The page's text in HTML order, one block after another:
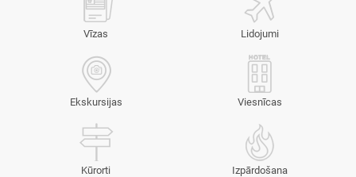
Vīzas Lidojumi
Ekskursijas Viesnīcas
Kūrorti Izpārdošana